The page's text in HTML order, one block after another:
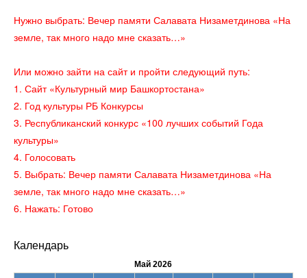
Нужно выбрать: Вечер памяти Салавата Низаметдинова «На
земле, так много надо мне сказать…»
Или можно зайти на сайт и пройти следующий путь:
1. Сайт «Культурный мир Башкортостана»
2. Год культуры РБ Конкурсы
3. Республиканский конкурс «100 лучших событий Года
культуры»
4. Голосовать
5. Выбрать: Вечер памяти Салавата Низаметдинова «На
земле, так много надо мне сказать…»
6. Нажать: Готово
Календарь
Май 2026